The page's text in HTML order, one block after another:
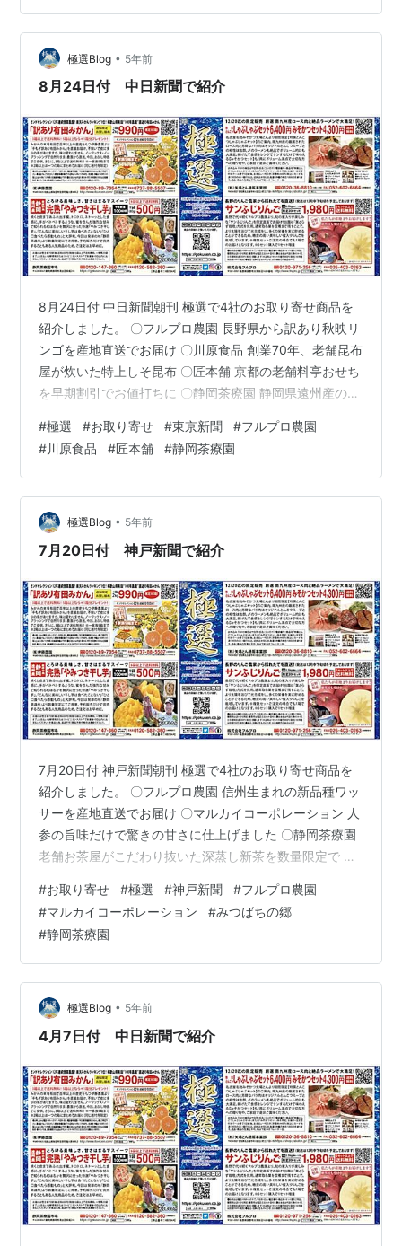
極選Blog • 5年前
8月24日付 中日新聞で紹介
8月24日付 中日新聞朝刊 極選で4社のお取り寄せ商品を
紹介しました。 〇フルプロ農園 長野県から訳あり秋映リ
ンゴを産地直送でお届け 〇川原食品 創業70年、老舗昆布
屋が炊いた特上しそ昆布 〇匠本舗 京都の老舗料亭おせち
を早期割引でお値打ちに 〇静岡茶療園 静岡県遠州産のと
で商品の詳しい紹介をしています。 クリック！ ↓ 極選ホ
ームページ・・こだわりの逸品を家庭の食卓へ
#極選 #お取り寄せ #東京新聞 #フルプロ農園
#川原食品 #匠本舗 #静岡茶療園
極選Blog • 5年前
7月20日付 神戸新聞で紹介
7月20日付 神戸新聞朝刊 極選で4社のお取り寄せ商品を
紹介しました。 〇フルプロ農園 信州生まれの新品種ワッ
サーを産地直送でお届け 〇マルカイコーポレーション 人
参の旨味だけで驚きの甘さに仕上げました 〇静岡茶療園
老舗お茶屋がこだわり抜いた深蒸し新茶を数量限定で 〇
極選ホームページで商品の詳しい紹介をしています。 ク
リック！ ↓ 極選ホームページ・・こだわりの逸品を家庭
の食卓へ
#お取り寄せ #極選 #神戸新聞 #フルプロ農園
#マルカイコーポレーション #みつばちの郷
#静岡茶療園
極選Blog • 5年前
4月7日付 中日新聞で紹介